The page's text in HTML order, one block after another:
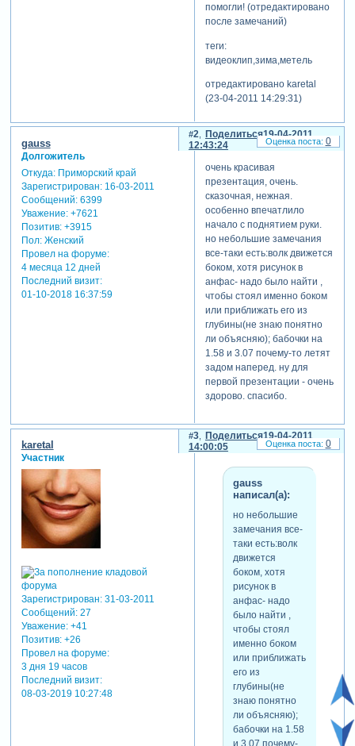
помогли! (отредактировано
после замечаний)
теги:
видеоклип,зима,метель
отредактировано karetal
(23-04-2011 14:29:31)
Поделиться
2
19-04-2011
12:43:24
gauss
Долгожитель
Откуда:Приморский край
Зарегистрирован: 16-03-2011
Сообщений:6399
Уважение: +7621
Позитив: +3915
Пол:Женский
Провел на форуме:
4 месяца 12 дней
Последний визит:
01-10-2018 16:37:59
очень красивая
презентация, очень.
сказочная, нежная.
особенно впечатлило
начало с поднятием руки.
но небольшие замечания
все-таки есть:волк движется
боком, хотя рисунок в
анфас- надо было найти ,
чтобы стоял именно боком
или приближать его из
глубины(не знаю понятно
ли объясняю); бабочки на
1.58 и 3.07 почему-то летят
задом наперед. ну для
первой презентации - очень
здорово. спасибо.
0
Поделиться
3
19-04-2011
14:00:05
karetal
Участник
Зарегистрирован: 31-03-2011
Сообщений:27
Уважение: +41
Позитив: +26
Провел на форуме:
3 дня 19 часов
Последний визит:
08-03-2019 10:27:48
gauss
написал(а):
но небольшие
замечания все-
таки есть:волк
движется
боком, хотя
рисунок в
анфас- надо
было найти ,
чтобы стоял
именно боком
или приближать
его из
глубины(не
знаю понятно
ли объясняю);
бабочки на 1.58
и 3.07 почему-
0